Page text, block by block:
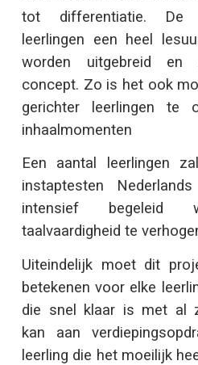
tot differentiatie. De
leerlingen een heel
worden uitgebreid en
concept. Zo is het ook
gerichter leerlingen te
inhaalmomenten
Een aantal leerlingen
instaptesten
intensief
taalvaardigheid te
Uiteindelijk moet dit
betekenen voor elke
die snel klaar is met al
kan aan
leerling die het moeilijk